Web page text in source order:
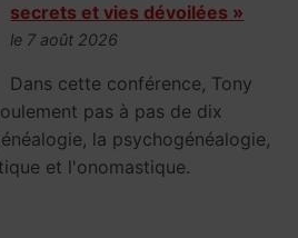
secrets et vies dévoilées »
le 7 août 2026
Dans cette conférence, Tony
pas à pas de dix
la psychogénéalogie,
et l'onomastique.